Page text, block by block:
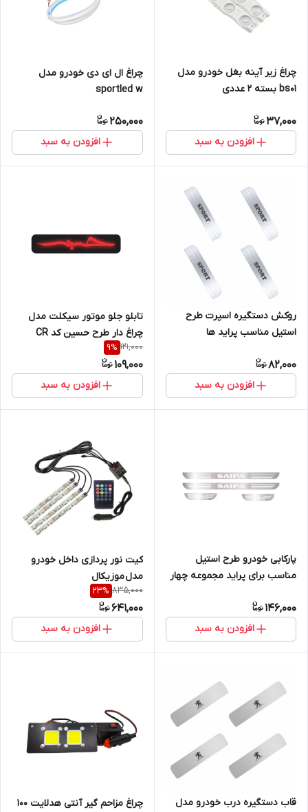
چراغ زیر آینه بغل خودرو مدل
bs01 بسته 2 عددی
37,000
افزودن به سبد
چراغ ال ای دی خودرو مدل
sportled w
250,000
افزودن به سبد
روکش دستگیره اسپرت طرح
استیل مناسب پراید ها
82,000
افزودن به سبد
تابلو جلو موتور سیکلت مدل
چراغ دار طرح حسین کد CR
121,000
9%
109,000
افزودن به سبد
پارکابی خودرو طرح استیل
مناسب برای پراید مجموعه چهار
146,000
افزودن به سبد
کیت نور پردازی داخل خودرو
مدل موزیکال
835,000
23%
641,000
افزودن به سبد
قاب دستگیره درب خودرو مدل چراغ مزاحم گیر آنتی هدلایت 100